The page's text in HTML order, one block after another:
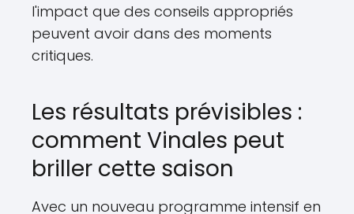
l'impact que des conseils appropriés
peuvent avoir dans des moments
critiques.
Les résultats prévisibles :
comment Vinales peut
briller cette saison
Avec un nouveau programme intensif en